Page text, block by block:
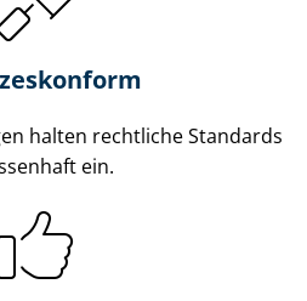
halten rechtliche Standards
ein.